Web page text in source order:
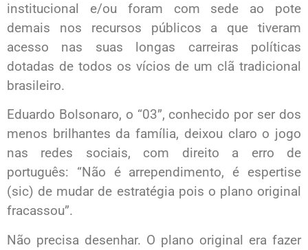
institucional e/ou foram com sede ao pote
demais nos recursos públicos a que tiveram
acesso nas suas longas carreiras políticas
dotadas de todos os vícios de um clã tradicional
brasileiro.
Eduardo Bolsonaro, o “03”, conhecido por ser dos
menos brilhantes da família, deixou claro o jogo
nas redes sociais, com direito a erro de
português: “Não é arrependimento, é espertise
(sic) de mudar de estratégia pois o plano original
fracassou”.
Não precisa desenhar. O plano original era fazer